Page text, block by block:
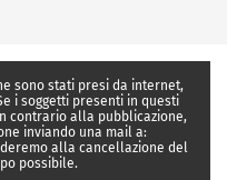
sono stati presi da internet,
i soggetti presenti in questi
contrario alla pubblicazione,
inviando una mail a:
alla cancellazione del
possibile.